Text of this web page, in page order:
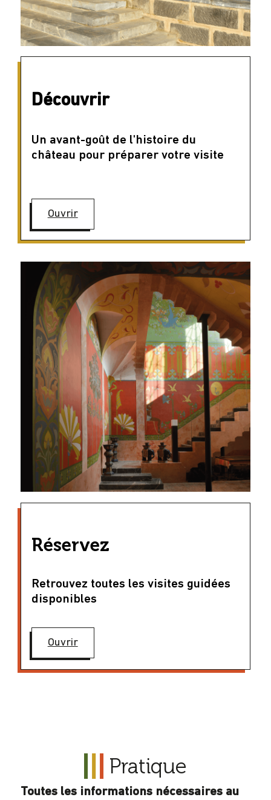
Découvrir
Un avant-goût de l'histoire du
château pour préparer votre visite
Ouvrir
Réservez
Retrouvez toutes les visites guidées
disponibles
Ouvrir
Pratique
Toutes les informations nécessaires au